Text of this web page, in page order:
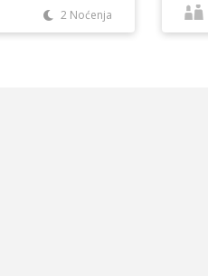
2 Noćenja